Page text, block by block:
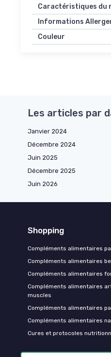
Caractéristiques du
Informations
Couleur
Les articles par
Janvier 2024
Décembre 2024
Juin 2025
Décembre 2025
Juin 2026
Shopping
Compléments alimentaires
Compléments alimentaires
Compléments alimentaires
Compléments alimentaires
muscles
Compléments alimentaires
Compléments alimentaires
Cures et protocoles